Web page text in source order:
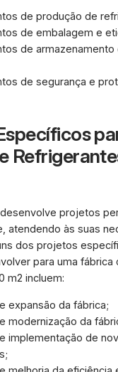
de produção de
de embalagem e
de
de segurança e
projetos
atendendo às suas
dos projetos
para uma fábrica
m2 incluem:
expansão da fábrica;
modernização da
implementação de